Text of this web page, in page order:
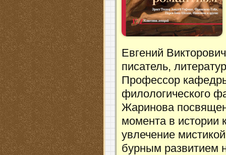
Евгений
писатель,
Профессор
филологического
Жаринова
момента в истории
увлечение
бурным развитием